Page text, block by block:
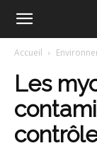
Accueil
Les